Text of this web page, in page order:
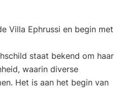
Villa Ephrussi en begin met
staat bekend om haar
waarin diverse
Het is aan het begin van